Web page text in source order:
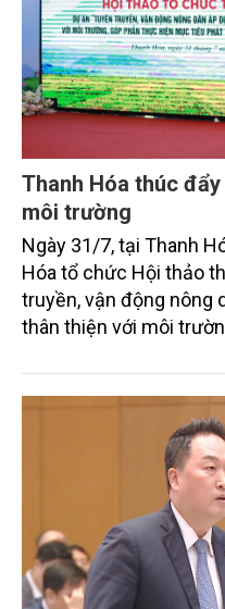
Thanh Hóa thúc
môi trường
Ngày 31/7, tại Thanh
Hóa tổ chức Hội thảo
truyền, vận động nông
thân thiện với môi
trình thu hút sự tham
từ các cơ quan quản lý
doanh nghiệp, hợp tác
tiếp triển khai mô hình